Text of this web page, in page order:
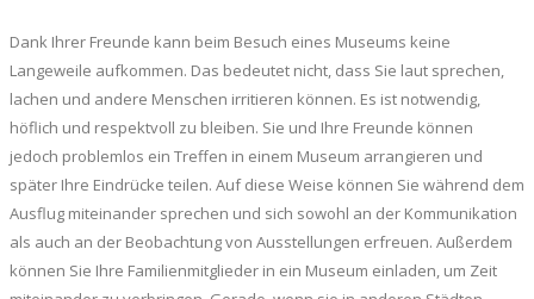
Dank Ihrer Freunde kann beim Besuch eines Museums keine
Langeweile aufkommen. Das bedeutet nicht, dass Sie laut sprechen,
lachen und andere Menschen irritieren können. Es ist notwendig,
höflich und respektvoll zu bleiben. Sie und Ihre Freunde können
jedoch problemlos ein Treffen in einem Museum arrangieren und
später Ihre Eindrücke teilen. Auf diese Weise können Sie während dem
Ausflug miteinander sprechen und sich sowohl an der Kommunikation
als auch an der Beobachtung von Ausstellungen erfreuen. Außerdem
können Sie Ihre Familienmitglieder in ein Museum einladen, um Zeit